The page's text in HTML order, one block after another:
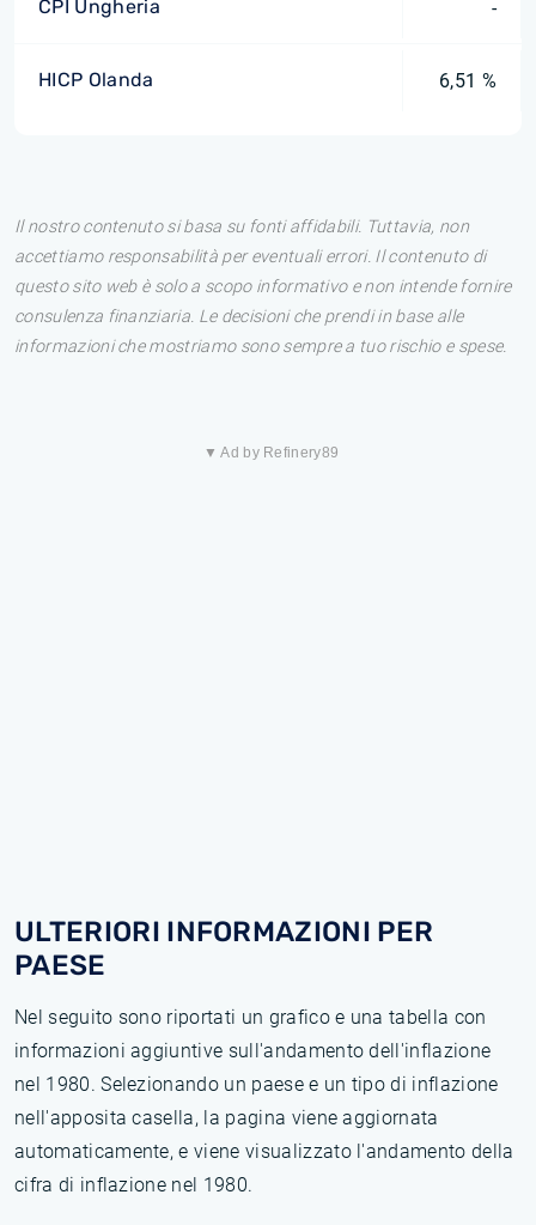
CPI Ungheria -
HICP Olanda 6,51 %
Il nostro contenuto si basa su fonti affidabili. Tuttavia, non
accettiamo responsabilità per eventuali errori. Il contenuto di
questo sito web è solo a scopo informativo e non intende fornire
consulenza finanziaria. Le decisioni che prendi in base alle
informazioni che mostriamo sono sempre a tuo rischio e spese.
▼ Ad by Refinery89
ULTERIORI INFORMAZIONI PER
PAESE
Nel seguito sono riportati un grafico e una tabella con
informazioni aggiuntive sull'andamento dell'inflazione
nel 1980. Selezionando un paese e un tipo di inflazione
nell'apposita casella, la pagina viene aggiornata
automaticamente, e viene visualizzato l'andamento della
cifra di inflazione nel 1980.